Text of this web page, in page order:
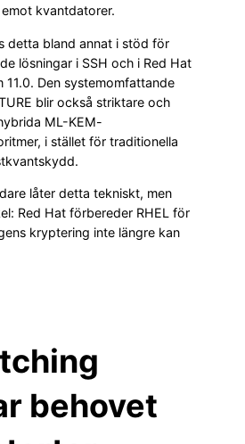
kvantdatorer.
detta bland annat i stöd för
lösningar i SSH och i Red Hat
11.0. Den systemomfattande
blir också striktare och
ML-KEM-
i stället för traditionella
låter detta tekniskt, men
Red Hat förbereder RHEL för
kryptering inte längre kan
behovet